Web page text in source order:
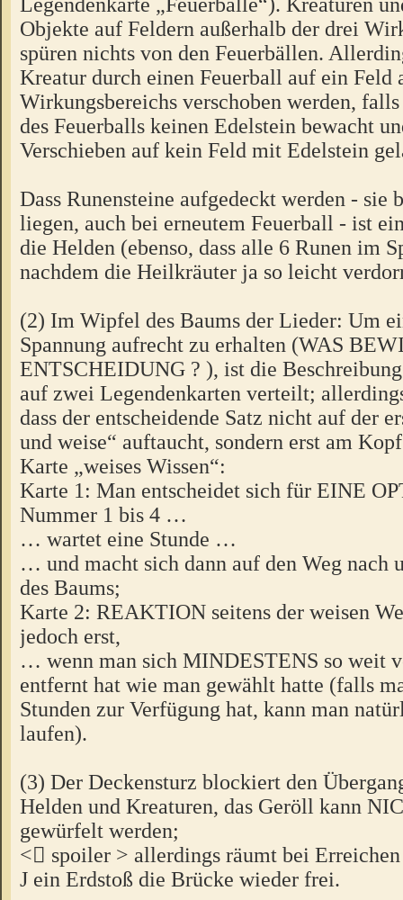
Objekte auf Feldern außerhalb der drei
spüren nichts von den Feuerbällen.
Kreatur durch einen Feuerball auf ein Feld
Wirkungsbereichs verschoben werden,
des Feuerballs keinen Edelstein bewacht
Verschieben auf kein Feld mit Edelstein
Dass Runensteine aufgedeckt werden - sie
liegen, auch bei erneutem Feuerball - ist
die Helden (ebenso, dass alle 6 Runen im
nachdem die Heilkräuter ja so leicht
(2) Im Wipfel des Baums der Lieder: Um
Spannung aufrecht zu erhalten (WAS
ENTSCHEIDUNG ? ), ist die Beschreibung
auf zwei Legendenkarten verteilt;
dass der entscheidende Satz nicht auf der
und weise“ auftaucht, sondern erst am
Karte „weises Wissen“:
Karte 1: Man entscheidet sich für EINE
Nummer 1 bis 4 …
… wartet eine Stunde …
… und macht sich dann auf den Weg nach
des Baums;
Karte 2: REAKTION seitens der weisen
jedoch erst,
… wenn man sich MINDESTENS so weit
entfernt hat wie man gewählt hatte (falls
Stunden zur Verfügung hat, kann man
laufen).
(3) Der Deckensturz blockiert den
Helden und Kreaturen, das Geröll kann
gewürfelt werden;
< spoiler > allerdings räumt bei
J ein Erdstoß die Brücke wieder frei.